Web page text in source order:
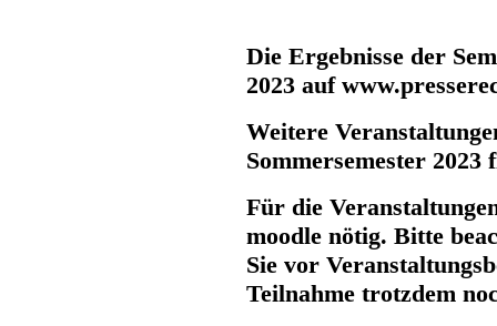
Die Ergebnisse der
2023 auf
Weitere
Sommersemester 2023
Für die
moodle nötig. Bitte
Sie vor
Teilnahme trotzdem